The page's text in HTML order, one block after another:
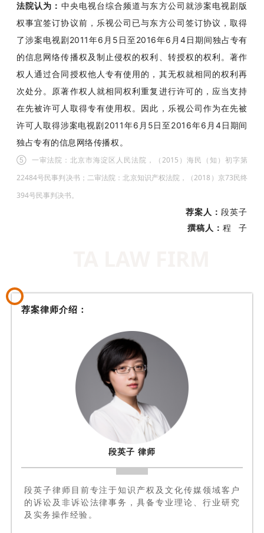
法院认为： 中央电视台综合频道与东方公司就涉案电视剧版
权事宜签订协议前，乐视公司已与东方公司签订协议，取得
了涉案电视剧2011年6月5日至2016年6月4日期间独占专有
的信息网络传播权及制止侵权的权利、转授权的权利。著作
权人通过合同授权他人专有使用的，其无权就相同的权利再
次处分。原著作权人就相同权利重复进行许可的，应当支持
在先被许可人取得专有使用权。因此，乐视公司作为在先被
许可人取得涉案电视剧2011年6月5日至2016年6月4日期间
独占专有的信息网络传播权。
⑤ 一审法院：北京市海淀区人民法院，（2015）海民（知）初字第
22484号民事判决书；二审法院：北京知识产权法院，（2018）京73民终
394号民事判决书。
荐案人： 段英子
撰稿人： 程 子
荐案律师介绍：
段英子 律师
段英子律师目前专注于知识产权及文化传媒领域客户
的诉讼及非诉讼法律事务，具备专业理论、行业研究
及实务操作经验。